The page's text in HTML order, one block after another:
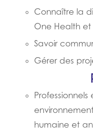
Connaître la
One Health et
Savoir
Gérer des
humaine et